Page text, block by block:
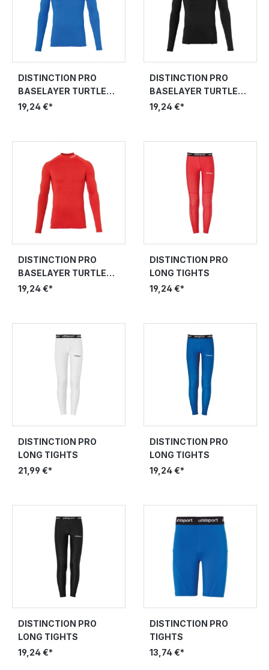
DISTINCTION PRO
BASELAYER TURTLE
NECK
19,24 €*
DISTINCTION PRO
BASELAYER TURTLE
NECK
19,24 €*
DISTINCTION PRO
BASELAYER TURTLE
NECK
19,24 €*
DISTINCTION PRO
LONG TIGHTS
19,24 €*
DISTINCTION PRO
LONG TIGHTS
21,99 €*
DISTINCTION PRO
LONG TIGHTS
19,24 €*
DISTINCTION PRO
LONG TIGHTS
19,24 €*
DISTINCTION PRO
TIGHTS
13,74 €*